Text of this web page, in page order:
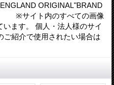
ORIGINAL"BRAND
※サイト内のすべての画像
ます。 個人・法人様のサイ
ご紹介で使用されたい場合は